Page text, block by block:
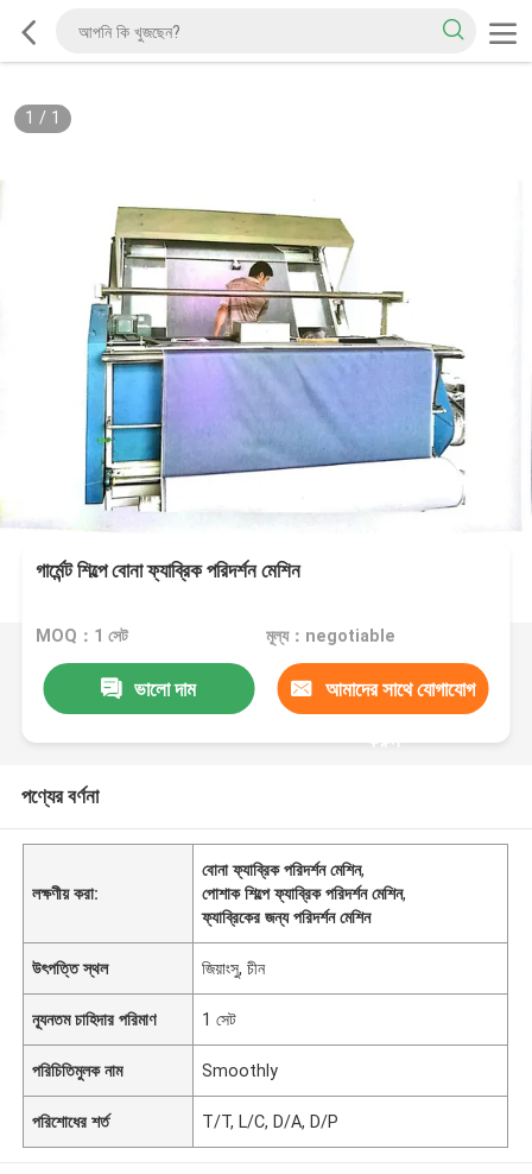
1 / 1
গার্মেন্ট শিল্পে বোনা ফ্যাব্রিক পরিদর্শন মেশিন
MOQ：1 সেট মূল্য：negotiable
ভালো দাম আমাদের সাথে যোগাযোগ
করুন
পণ্যের বর্ণনা
লক্ষণীয় করা:
বোনা ফ্যাব্রিক পরিদর্শন মেশিন,
পোশাক শিল্পে ফ্যাব্রিক পরিদর্শন মেশিন,
ফ্যাব্রিকের জন্য পরিদর্শন মেশিন
উৎপত্তি স্থল জিয়াংসু, চীন
ন্যূনতম চাহিদার পরিমাণ 1 সেট
পরিচিতিমুলক নাম Smoothly
পরিশোধের শর্ত T/T, L/C, D/A, D/P